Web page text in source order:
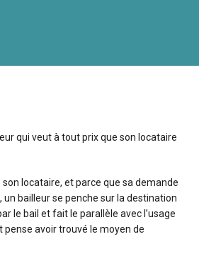
qui veut à tout prix que son locataire
locataire, et parce que sa demande
un bailleur se penche sur la destination
le bail et fait le parallèle avec l’usage
pense avoir trouvé le moyen de